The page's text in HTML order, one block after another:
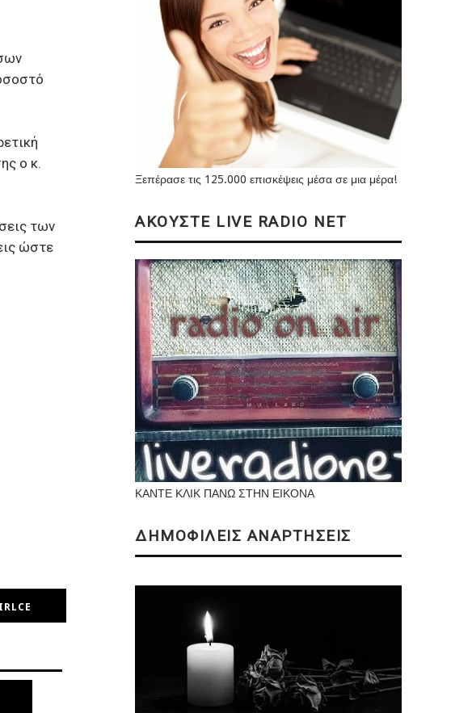
ο κ.
των
ώστε
Ξεπέρασε τις 125.000 επισκέψεις μέσα σε μια μέρα!
ΑΚΟΥΣΤΕ LIVE RADIO NET
ΚΑΝΤΕ ΚΛΙΚ ΠΑΝΩ ΣΤΗΝ ΕΙΚΟΝΑ
ΔΗΜΟΦΙΛΕΙΣ ΑΝΑΡΤΗΣΕΙΣ